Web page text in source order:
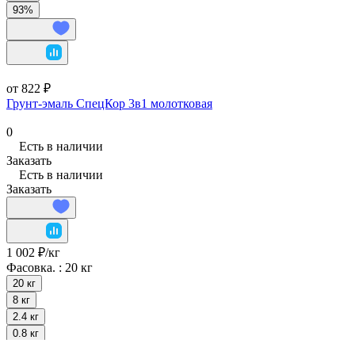
93%
от 822 ₽
Грунт-эмаль СпецКор 3в1 молотковая
0
Есть в наличии
Заказать
Есть в наличии
Заказать
1 002 ₽/кг
Фасовка. : 20 кг
20 кг
8 кг
2.4 кг
0.8 кг